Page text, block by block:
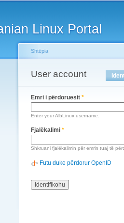
Linux Portal
You are here
Shtëpia
User account
Primary tabs
Emri i përdoruesit *
Enter your AlbLinux username.
Fjalëkalimi *
Shkruani fjalëkalimin për emrin tuaj të
Futu duke përdorur OpenID